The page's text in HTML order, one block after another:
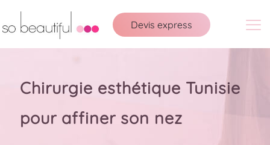
Devis express
Chirurgie esthétique Tunisie
pour affiner son nez